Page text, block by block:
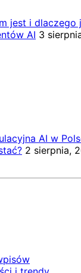
jest i dlaczego
AI 3
AI w
2 sierpnia,